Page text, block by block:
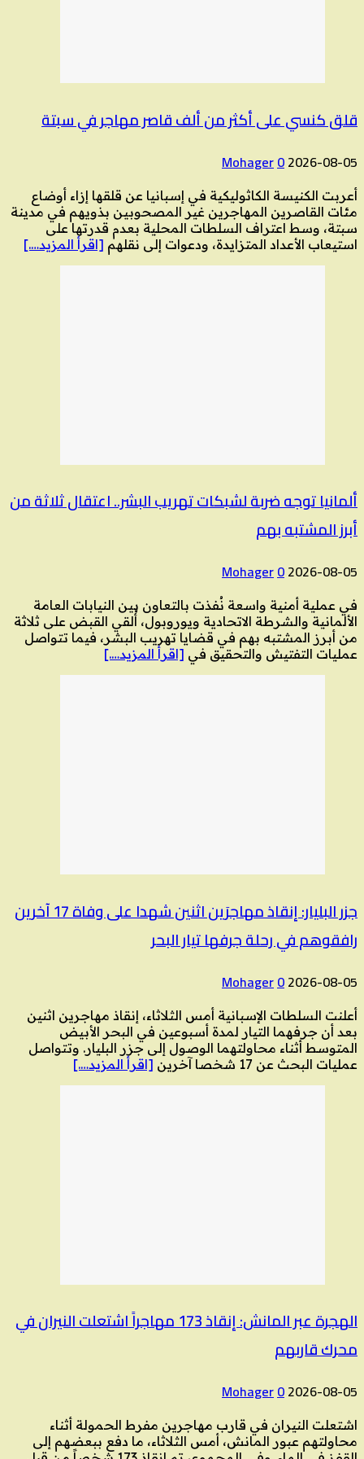
قلق كنسي على أكثر من ألف قاصر مهاجر في سبتة
2026-08-05
Mohager0
أعربت الكنيسة الكاثوليكية في إسبانيا عن قلقها إزاء أوضاع
مئات القاصرين المهاجرين غير المصحوبين بذويهم في مدينة
سبتة، وسط اعتراف السلطات المحلية بعدم قدرتها على
استيعاب الأعداد المتزايدة، ودعوات إلى نقلهم [اقرأ المزيد….]
ألمانيا توجه ضربة لشبكات تهريب البشر.. اعتقال ثلاثة من
أبرز المشتبه بهم
2026-08-05
Mohager0
في عملية أمنية واسعة نُفذت بالتعاون بين النيابات العامة
الألمانية والشرطة الاتحادية ويوروبول، أُلقي القبض على ثلاثة
من أبرز المشتبه بهم في قضايا تهريب البشر، فيما تتواصل
عمليات التفتيش والتحقيق في [اقرأ المزيد….]
جزر البليار: إنقاذ مهاجرَين اثنين شهدا على وفاة 17 آخرين
رافقوهم في رحلة جرفها تيار البحر
2026-08-05
Mohager0
أعلنت السلطات الإسبانية أمس الثلاثاء، إنقاذ مهاجرين اثنين
بعد أن جرفهما التيار لمدة أسبوعين في البحر الأبيض
المتوسط أثناء محاولتهما الوصول إلى جزر البليار. وتتواصل
عمليات البحث عن 17 شخصا آخرين
[اقرأ المزيد….]
الهجرة عبر المانش: إنقاذ 173 مهاجراً اشتعلت النيران في
محرك قاربهم
2026-08-05
Mohager0
اشتعلت النيران في قارب مهاجرين مفرط الحمولة أثناء
محاولتهم عبور المانش، أمس الثلاثاء، ما دفع ببعضهم إلى